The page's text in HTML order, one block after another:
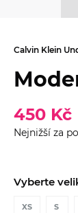
Calvin Klein
450 Kč
Nejnižší za
Vyberte
XS S